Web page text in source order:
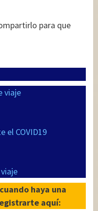
para que
viaje
el COVID19
haya una
aquí: